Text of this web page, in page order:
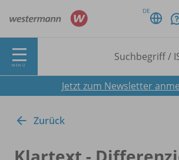
DE
MENÜ
Jetzt zum Newsletter
Zurück